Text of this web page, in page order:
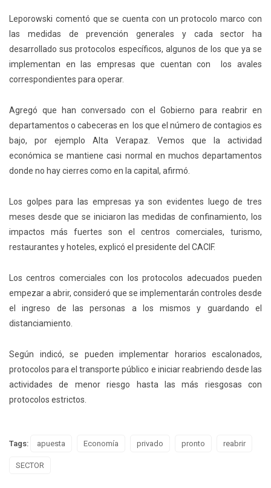
Leporowski comentó que se cuenta con un protocolo marco con
las medidas de prevención generales y cada sector ha
desarrollado sus protocolos específicos, algunos de los que ya se
implementan en las empresas que cuentan con los avales
correspondientes para operar.
Agregó que han conversado con el Gobierno para reabrir en
departamentos o cabeceras en los que el número de contagios es
bajo, por ejemplo Alta Verapaz. Vemos que la actividad
económica se mantiene casi normal en muchos departamentos
donde no hay cierres como en la capital, afirmó.
Los golpes para las empresas ya son evidentes luego de tres
meses desde que se iniciaron las medidas de confinamiento, los
impactos más fuertes son el centros comerciales, turismo,
restaurantes y hoteles, explicó el presidente del CACIF.
Los centros comerciales con los protocolos adecuados pueden
empezar a abrir, consideró que se implementarán controles desde
el ingreso de las personas a los mismos y guardando el
distanciamiento.
Según indicó, se pueden implementar horarios escalonados,
protocolos para el transporte público e iniciar reabriendo desde las
actividades de menor riesgo hasta las más riesgosas con
protocolos estrictos.
Tags: apuesta Economía privado pronto reabrir
SECTOR